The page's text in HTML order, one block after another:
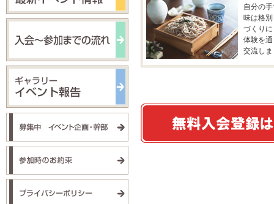
自分の
味は格
づくり
体験を
交流し